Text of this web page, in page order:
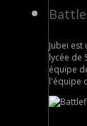
Jubei
lycée de
équipe
l'équipe